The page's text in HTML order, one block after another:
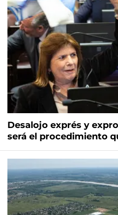
Desalojo exprés y
será el procedimiento